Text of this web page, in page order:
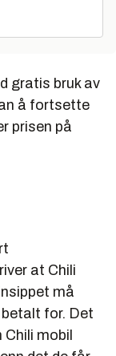
gratis bruk av
å fortsette
prisen på
at Chili
må
betalt for. Det
Chili mobil